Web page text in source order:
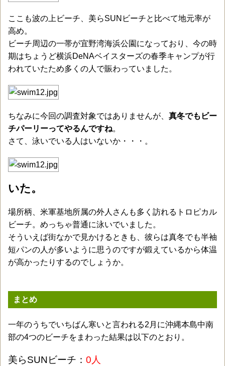
ここも波の上ビーチ、美らSUNビーチと比べて地元率が
高め。
ビーチ周辺の一帯が宜野湾海浜公園になっており、今の時
期はちょうど横浜DeNAベイスターズの春季キャンプが行
われていたため多くの人で賑わっていました。
ちなみに今回の調査対象ではありませんが、 真冬でもビー
チパーリーってやるんですね。
さて、泳いでいる人はいないか・・・。
いた。
場所柄、米軍基地所属の外人さんも多く訪れるトロピカル
ビーチ。 めっちゃ普通に泳いでいました。
そういえば街なかで見かけるときも、彼らは真冬でも半袖
短パンの人が多いように思うのですが鍛えているから体温
が高かったりするのでしょうか。
まとめ
一年のうちでいちばん寒いと言われる2月に沖縄本島中南
部の4つのビーチをまわった結果は以下のとおり。
美らSUNビーチ： 0人